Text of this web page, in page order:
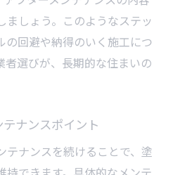
ましょう。このようなステッ
の回避や納得のいく施工につ
者選びが、長期的な住まいの
ナンスポイント
テナンスを続けることで、塗